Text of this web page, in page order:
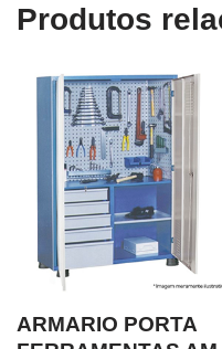
Produtos
ARMARIO PORTA